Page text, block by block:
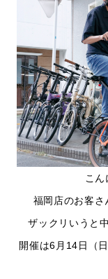
こ
福岡店のお客さ
ザックリいうと
開催は6月14日（